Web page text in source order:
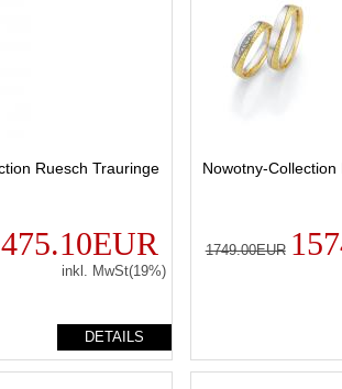
Ruesch Trauringe
inkl. MwSt(19%)
DETAILS
Nowotny-
1749.00EUR